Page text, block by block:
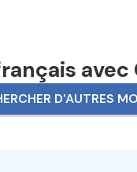
D'AUTRES